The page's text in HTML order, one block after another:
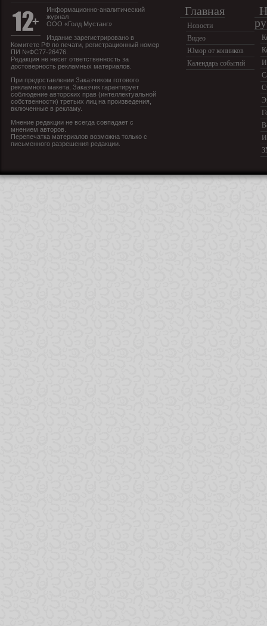
Информационно-аналитический
журнал
ООО «Голд Мустанг»
Издание зарегистрировано в
Комитете РФ по печати, регистрационный номер
ПИ №ФС77-26476.
Редакция не несет ответственность за
достоверность рекламных материалов.
При предоставлении Заказчиком готового
рекламного макета, Заказчик гарантирует
соблюдение авторских прав (интеллектуальной
собственности) третьих лиц на произведения,
включенные в рекламу.
Мнение редакции не всегда совпадает с
мнением авторов.
Перепечатка материалов возможна только с
письменного разрешения редакции.
Главная
Новости
Видео
Юмор от конников
Календарь событий